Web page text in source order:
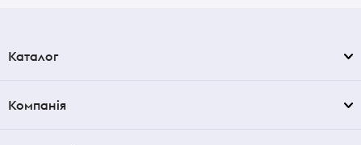
Каталог
Компанія